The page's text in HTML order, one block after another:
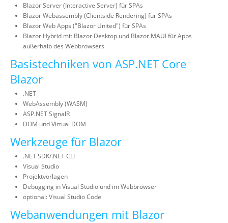
Blazor Server (Interactive Server) für SPAs
Blazor Webassembly (Clientside Rendering) für SPAs
Blazor Web Apps ("Blazor United") für SPAs
Blazor Hybrid mit Blazor Desktop und Blazor MAUI für Apps
außerhalb des Webbrowsers
Basistechniken von ASP.NET Core
Blazor
.NET
WebAssembly (WASM)
ASP.NET SignalR
DOM und Virtual DOM
Werkzeuge für Blazor
.NET SDK/.NET CLI
Visual Studio
Projektvorlagen
Debugging in Visual Studio und im Webbrowser
optional: Visual Studio Code
Webanwendungen mit Blazor